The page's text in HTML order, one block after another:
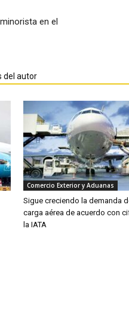
en el
del autor
Comercio Exterior y Aduanas
Sigue creciendo la demanda
carga aérea de acuerdo con
la IATA